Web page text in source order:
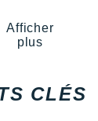
Brancher la
l'opération
Afficher
plus
CLÉS